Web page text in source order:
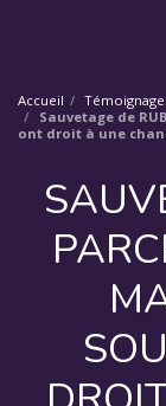
Accueil
Sauvetage de
ont droit à une